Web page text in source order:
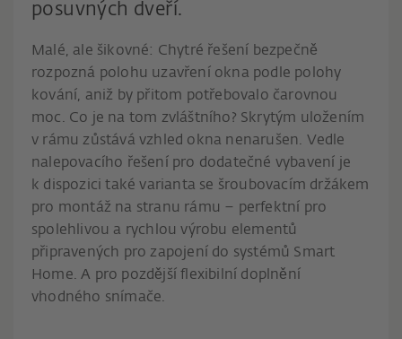
posuvných dveří.
Malé, ale šikovné: Chytré řešení bezpečně
rozpozná polohu uzavření okna podle polohy
kování, aniž by přitom potřebovalo čarovnou
moc. Co je na tom zvláštního? Skrytým uložením
v rámu zůstává vzhled okna nenarušen. Vedle
nalepovacího řešení pro dodatečné vybavení je
k dispozici také varianta se šroubovacím držákem
pro montáž na stranu rámu – perfektní pro
spolehlivou a rychlou výrobu elementů
připravených pro zapojení do systémů Smart
Home. A pro pozdější flexibilní doplnění
vhodného snímače.